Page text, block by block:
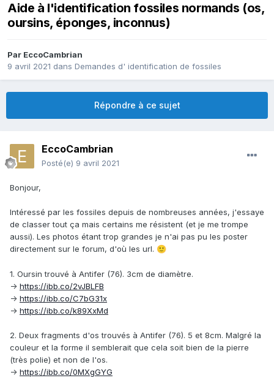
Aide à l'identification fossiles normands (os,
oursins, éponges, inconnus)
Par EccoCambrian
9 avril 2021 dans Demandes d' identification de fossiles
Répondre à ce sujet
EccoCambrian
Posté(e) 9 avril 2021
Bonjour,
Intéressé par les fossiles depuis de nombreuses années, j'essaye
de classer tout ça mais certains me résistent (et je me trompe
aussi). Les photos étant trop grandes je n'ai pas pu les poster
directement sur le forum, d'où les url. 🙂
1. Oursin trouvé à Antifer (76). 3cm de diamètre.
-> https://ibb.co/2vJBLFB
-> https://ibb.co/C7bG31x
-> https://ibb.co/k89XxMd
2. Deux fragments d'os trouvés à Antifer (76). 5 et 8cm. Malgré la
couleur et la forme il semblerait que cela soit bien de la pierre
(très polie) et non de l'os.
-> https://ibb.co/0MXgGYG